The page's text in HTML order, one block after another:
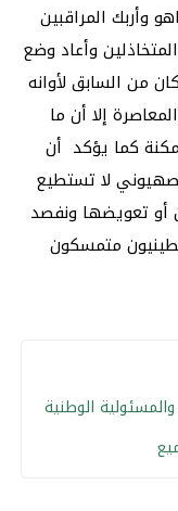
وأربك المراقبين
وأعاد وضع
من السابق لأوانه
إلا أن ما
كما يؤكد أن
لا تستطيع
أو تعويضها ونفصد
متمسكون
الوطنية